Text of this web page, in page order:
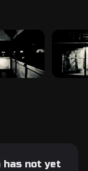
has not yet